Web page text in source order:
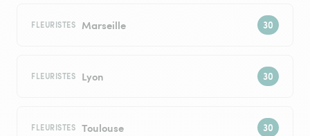
FLEURISTES Marseille
FLEURISTES Lyon
FLEURISTES Toulouse